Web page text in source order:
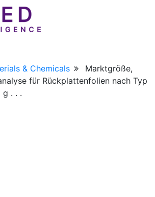
& Chemicals
Marktgröße,
für Rückplattenfolien nach Typ
g . . .